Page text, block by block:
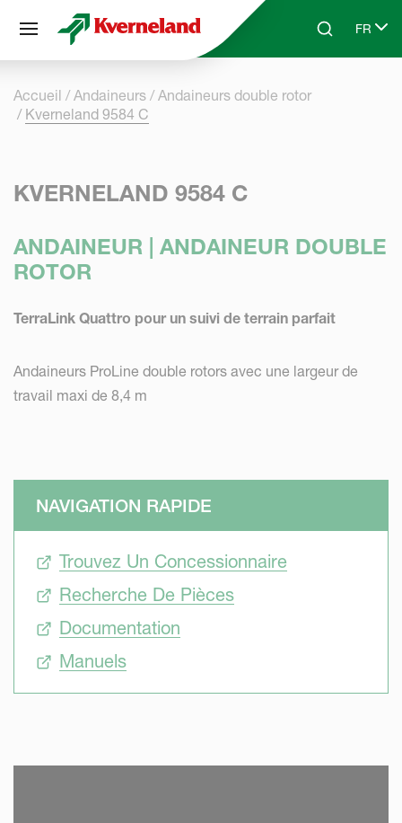
Skip to main contentSearchFR
Select
Accueil Andaineurs
Andaineurs double rotor
Kverneland 9584 C
KVERNELAND 9584 C
ANDAINEUR | ANDAINEUR DOUBLE
ROTOR
TerraLink Quattro pour un suivi de terrain parfait
Andaineurs ProLine double rotors avec une largeur de
travail maxi de 8,4 m
NAVIGATION RAPIDE
Trouvez Un Concessionnaire
Recherche De Pièces
Documentation
Manuels
Panneau de gestion des cookies